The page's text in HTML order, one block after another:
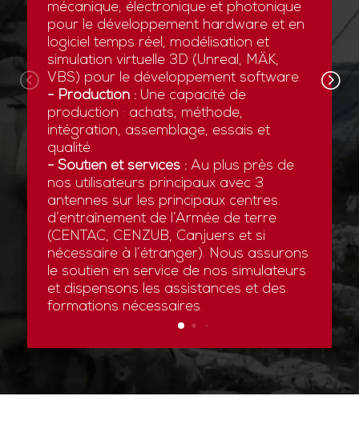
mécanique, électronique et photonique
pour le développement hardware et en
logiciel temps réel, modélisation et
simulation virtuelle 3D (Unreal, MÄK,
VBS) pour le développement software.
- Production :Une capacité de
production : achats, méthode,
intégration, assemblage, essais et
qualité.
- Soutien et services :Au plus près de
nos utilisateurs principaux avec 3
antennes sur les principaux centres
d’entraînement de l’Armée de terre
(CENTAC, CENZUB, Canjuers et si
nécessaire à l’étranger). Nous assurons
le soutien en service de nos simulateurs
et dispensons les assistances et des
formations nécessaires.